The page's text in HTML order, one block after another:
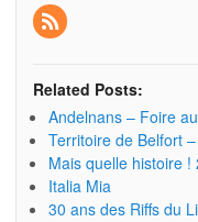
Related Posts:
Andelnans – Foire
Territoire de Belfort
Mais quelle histoire !
Italia Mia
30 ans des Riffs du